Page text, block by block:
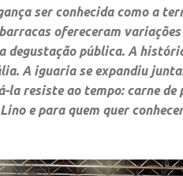
ser conhecida como a
ofereceram
pública. A
A iguaria se expandiu
la resiste ao tempo: carne
e para quem quer